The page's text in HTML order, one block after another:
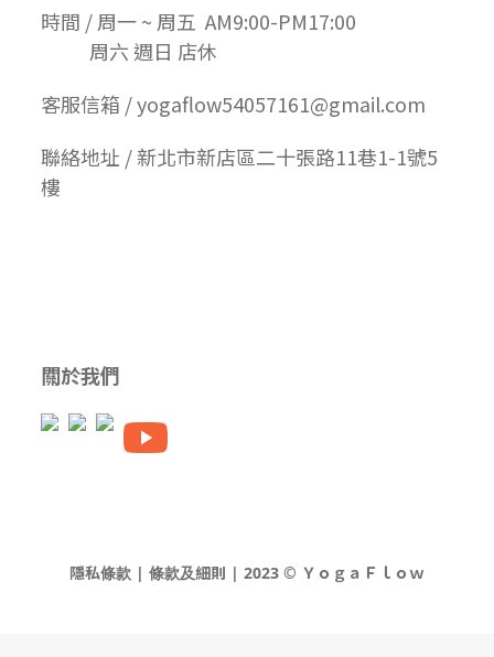
時間 / 周一 ~ 周五 AM9:00-PM17:00
周六 週日 店休
客服信箱 / yogaflow54057161@gmail.com
聯絡地址 / 新北市新店區二十張路11巷1-1號5
樓
關於我們
隱私條款 | 條款及細則 | 2023 © ＹｏｇａＦｌｏｗ